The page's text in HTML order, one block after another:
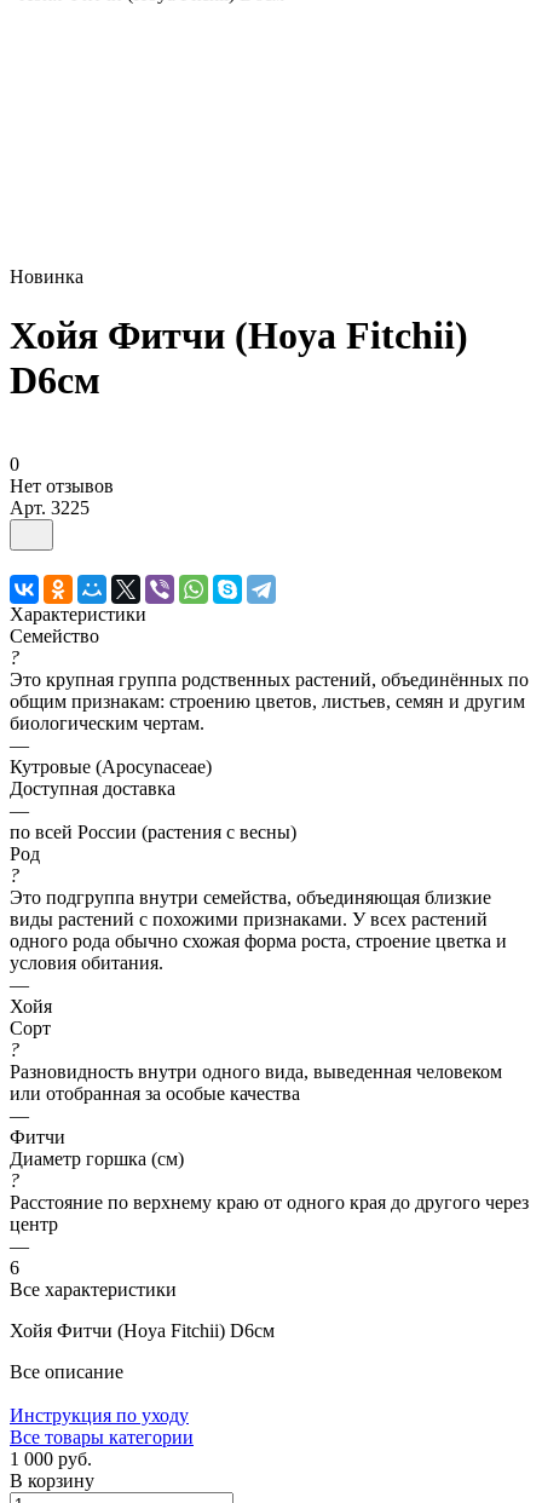
Новинка
Хойя Фитчи (Hoya Fitchii)
D6см
0
Нет отзывов
Арт. 3225
Характеристики
Семейство
?
Это крупная группа родственных растений, объединённых по
общим признакам: строению цветов, листьев, семян и другим
биологическим чертам.
—
Кутровые (Apocynaceae)
Доступная доставка
—
по всей России (растения с весны)
Род
?
Это подгруппа внутри семейства, объединяющая близкие
виды растений с похожими признаками. У всех растений
одного рода обычно схожая форма роста, строение цветка и
условия обитания.
—
Хойя
Сорт
?
Разновидность внутри одного вида, выведенная человеком
или отобранная за особые качества
—
Фитчи
Диаметр горшка (см)
?
Расстояние по верхнему краю от одного края до другого через
центр
—
6
Все характеристики
Хойя Фитчи (Hoya Fitchii) D6см
Все описание
Инструкция по уходу
Все товары категории
1 000 руб.
В корзину